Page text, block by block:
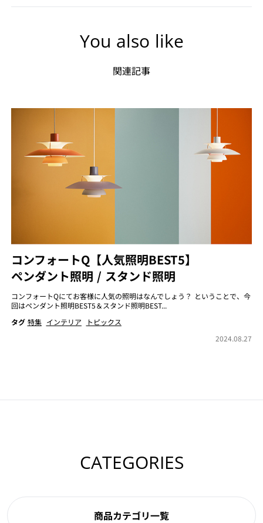
You also like
関連記事
コンフォートQ【人気照明BEST5】
ペンダント照明 / スタンド照明
コンフォートQにてお客様に人気の照明はなんでしょう？ ということで、今
回はペンダント照明BEST5＆スタンド照明BEST...
タグ 特集 インテリア
トピックス
2024.08.27
CATEGORIES
商品カテゴリ一覧